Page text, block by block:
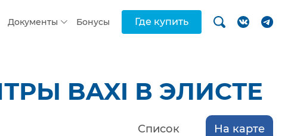
Документы Бонусы Где купить
BAXI В ЭЛИСТЕ
Список На карте